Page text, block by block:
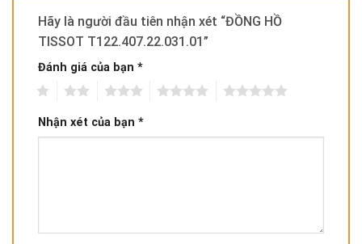
Hãy là người đầu tiên nhận xét “ĐỒNG HỒ
TISSOT T122.407.22.031.01”
Đánh giá của bạn *
Nhận xét của bạn *